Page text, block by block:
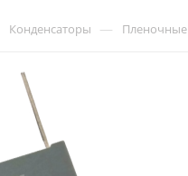
Конденсаторы — Пленочные